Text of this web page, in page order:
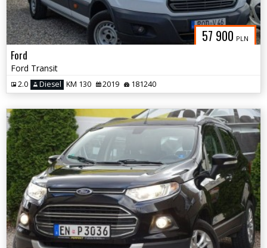
57 900 PLN
Ford
Ford Transit
2.0 Diesel KM 130 2019 181240